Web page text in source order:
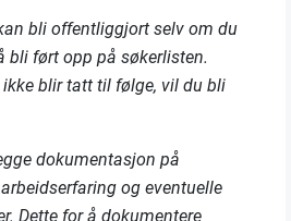
bli offentliggjort selv om du
bli ført opp på søkerlisten.
blir tatt til følge, vil du bli
dokumentasjon på
og eventuelle
Dette for å dokumentere